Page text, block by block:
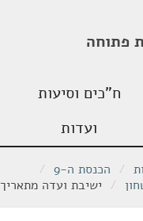
פתוחה
ח"כים וסיעות
ועדות
/ הכנסת ה-9
/
/ ישיבת ועדה מתאריך 12/03/1979